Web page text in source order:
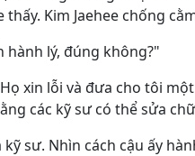
Kim Jaehee chống
lý, đúng không?"
xin lỗi và đưa cho tôi
các kỹ sư có thể sửa
sư. Nhìn cách cậu ấy